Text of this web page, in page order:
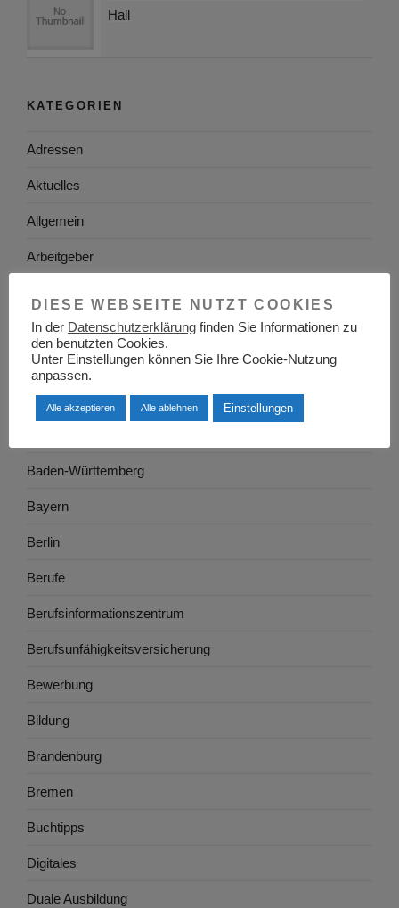
Hall
KATEGORIEN
Adressen
Aktuelles
Allgemein
Arbeitgeber
Arbeitsrecht
Arbeitswelt
Arbeitszeugnis
Baden-Württemberg
Bayern
Berlin
Berufe
Berufsinformationszentrum
Berufsunfähigkeitsversicherung
Bewerbung
Bildung
Brandenburg
Bremen
Buchtipps
Digitales
Duale Ausbildung
DIESE WEBSEITE NUTZT COOKIES
In der Datenschutzerklärung finden Sie Informationen zu
den benutzten Cookies.
Unter Einstellungen können Sie Ihre Cookie-Nutzung
anpassen.
Alle akzeptieren Alle ablehnen Einstellungen